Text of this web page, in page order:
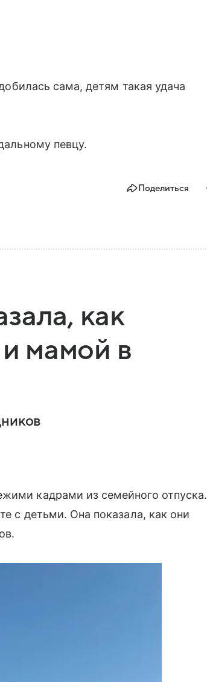
сама, детям такая удача
певцу.
Поделиться
как
мамой в
кадрами из семейного отпуска.
с детьми. Она показала, как они